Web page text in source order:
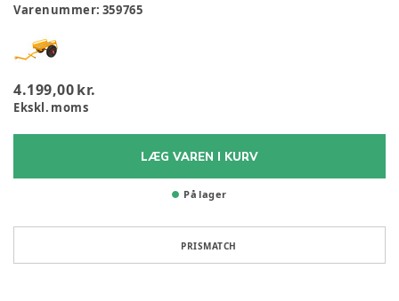
Varenummer: 359765
4.199,00 kr.
Ekskl. moms
LÆG VAREN I KURV
På lager
PRISMATCH